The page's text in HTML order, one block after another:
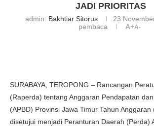
JADI PRIORITAS
admin: Bakhtiar Sitorus 23
pembaca
A+A-
SURABAYA, TEROPONG – Rancangan
(Raperda) tentang Anggaran Pendapatan
(APBD) Provinsi Jawa Timur Tahun
disetujui menjadi Peranturan Daerah (Perda)